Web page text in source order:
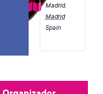
Madrid,
Madrid
Spain